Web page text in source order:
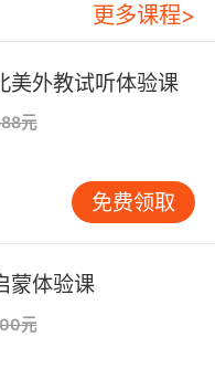
语法的学习，这些
帮助的。
子有效记忆单词
英语环境是很困难
其他的方法来实现
专业的英语培训机
成绩都会有显著的
教育模式来帮助孩
更多课程>
美外教试听体验课
元
免费领取
蒙体验课
元